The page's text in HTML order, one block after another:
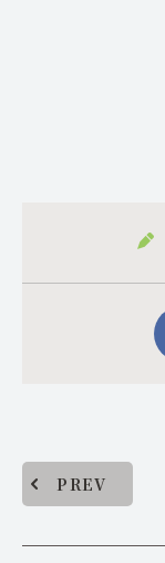
PREV